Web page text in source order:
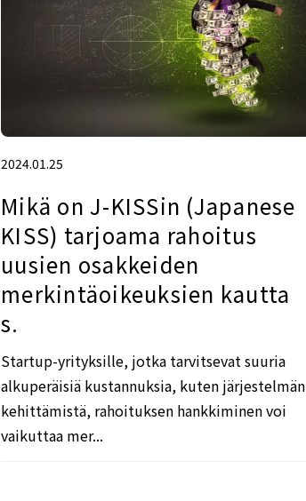
2024.01.25
Mikä on J-KISSin (Japanese
KISS) tarjoama rahoitus
uusien osakkeiden
merkintäoikeuksien kautta
s.
Startup-yrityksille, jotka tarvitsevat suuria
alkuperäisiä kustannuksia, kuten järjestelmän
kehittämistä, rahoituksen hankkiminen voi
vaikuttaa mer...